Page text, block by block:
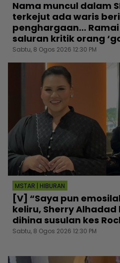
Nama muncul dalam
terkejut ada waris beri
penghargaan...
saluran kritik orang
Sabtu, 8 Ogos 2026 12:30 PM
MSTAR | HIBURAN
[V] “Saya pun
keliru, Sherry
dihina susulan kes
Sabtu, 8 Ogos 2026 12:30 PM